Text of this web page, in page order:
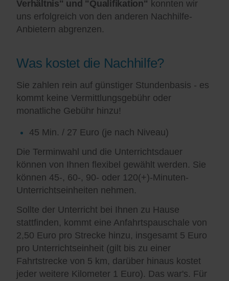
Verhältnis" und "Qualifikation" konnten wir
uns erfolgreich von den anderen Nachhilfe-
Anbietern abgrenzen.
Was kostet die Nachhilfe?
Sie zahlen rein auf günstiger Stundenbasis - es
kommt keine Vermittlungsgebühr oder
monatliche Gebühr hinzu!
45 Min. / 27 Euro (je nach Niveau)
Die Terminwahl und die Unterrichtsdauer
können von Ihnen flexibel gewählt werden. Sie
können 45-, 60-, 90- oder 120(+)-Minuten-
Unterrichtseinheiten nehmen.
Sollte der Unterricht bei Ihnen zu Hause
stattfinden, kommt eine Anfahrtspauschale von
2,50 Euro pro Strecke hinzu, insgesamt 5 Euro
pro Unterrichtseinheit (gilt bis zu einer
Fahrtstrecke von 5 km, darüber hinaus kostet
jeder weitere Kilometer 1 Euro). Das war's. Für